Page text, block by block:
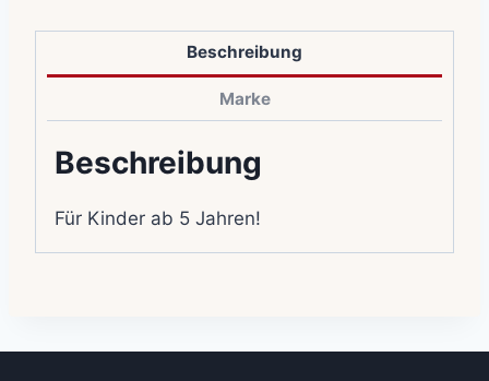
Beschreibung
Marke
Beschreibung
Für Kinder ab 5 Jahren!